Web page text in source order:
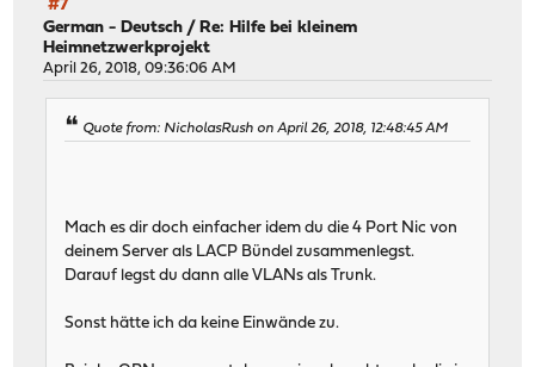
#7
German - Deutsch / Re: Hilfe bei kleinem
Heimnetzwerkprojekt
April 26, 2018, 09:36:06 AM
Quote from: NicholasRush on April 26, 2018, 12:48:45 AM
Mach es dir doch einfacher idem du die 4 Port Nic von
deinem Server als LACP Bündel zusammenlegst.
Darauf legst du dann alle VLANs als Trunk.
Sonst hätte ich da keine Einwände zu.